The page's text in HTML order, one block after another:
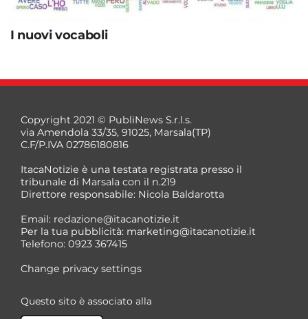
I nuovi vocaboli
Copyright 2021 © PubliNews S.r.l.s.
via Amendola 33/35, 91025, Marsala(TP)
C.F/P.IVA 02786180816
ItacaNotizie è una testata registrata presso il
tribunale di Marsala con il n.219
Direttore responsabile: Nicola Baldarotta
Email: redazione@itacanotizie.it
Per la tua pubblicità: marketing@itacanotizie.it
Telefono: 0923 367415
Change privacy settings
Questo sito è associato alla